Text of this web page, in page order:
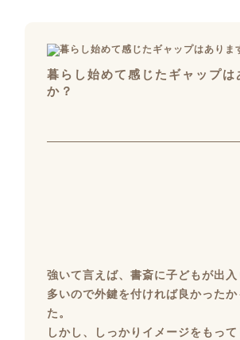
暮らし始めて感じたギャップは
か？
強いて言えば、書斎に子どもが出
多いので外鍵を付ければ良かった
た。
しかし、しっかりイメージをもって